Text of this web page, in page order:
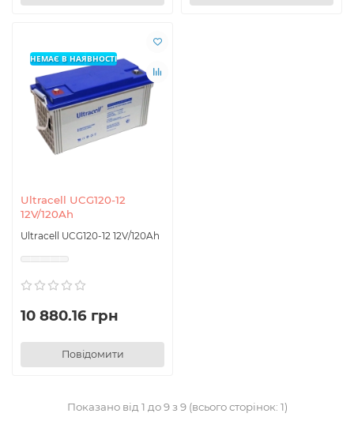
Ultracell UCG120-12
12V/120Ah
Ultracell UCG120-12 12V/120Ah
НЕМАЄ В НАЯВНОСТІ
10 880.16 грн
Повідомити
Показано від 1 до 9 з 9 (всього сторінок: 1)